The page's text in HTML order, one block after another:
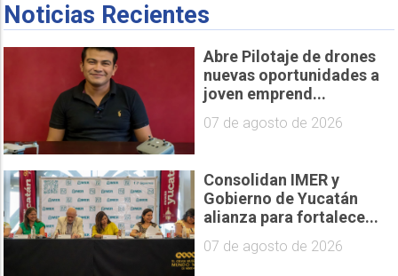
Noticias Recientes
Abre Pilotaje de drones
nuevas oportunidades a
joven emprend...
07 de agosto de 2026
Consolidan IMER y
Gobierno de Yucatán
alianza para fortalece...
07 de agosto de 2026